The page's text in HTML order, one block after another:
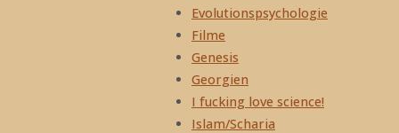
Evolutionspsychologie
Filme
Genesis
Georgien
I fucking love science!
Islam/Scharia